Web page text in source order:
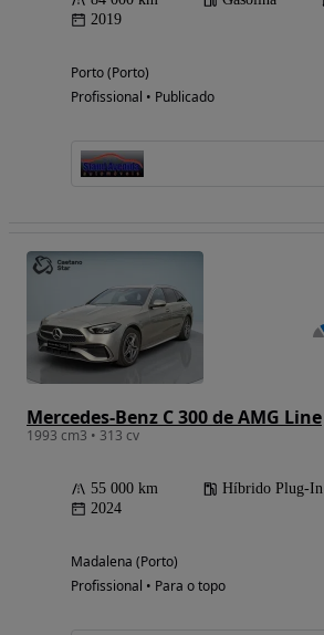
2019
Porto (Porto)
Profissional • Publicado
Mercedes-Benz C 300 de AMG Line
1993 cm3 • 313 cv
55 000 km Híbrido Plug-In
2024
Madalena (Porto)
Profissional • Para o topo